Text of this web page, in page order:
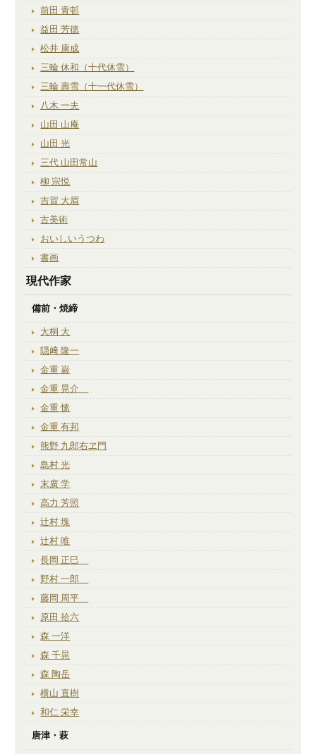
前田 青邨
益田 芳徳
松井 康成
三輪 休和（十代休雪）
三輪 壽雪（十一代休雪）
八木 一夫
山田 山庵
山田 光
三代 山田常山
柳 宗悦
吉賀 大眉
古美術
おいしいうつわ
書画
現代作家
備前・焼締
大桐 大
隠﨑 隆一
金重 巌
金重 晃介
金重 愫
金重 有邦
熊野 九郎右ヱ門
島村 光
末廣 学
高力 芳照
辻村 塊
辻村 唯
長岡 正巳
野村 一郎
藤岡 周平
原田 拾六
森 一洋
森 千晃
森 陶岳
横山 直樹
和仁 栄幸
唐津・萩